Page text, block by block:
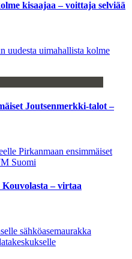
kisaajaa – voittaja selviää
uudesta uimahallista kolme
Joutsenmerkki-talot –
Pirkanmaan ensimmäiset
Suomi
Kouvolasta – virtaa
sähköasemaurakka